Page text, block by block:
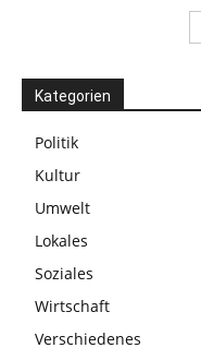
Kategorien
Politik
Kultur
Umwelt
Lokales
Soziales
Wirtschaft
Verschiedenes